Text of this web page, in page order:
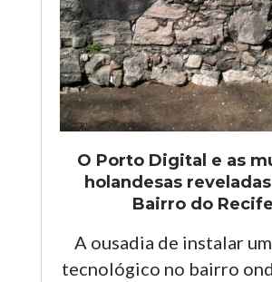
O Porto Digital e as
holandesas
Bairro do Recife
A ousadia de instalar
tecnológico no bairro